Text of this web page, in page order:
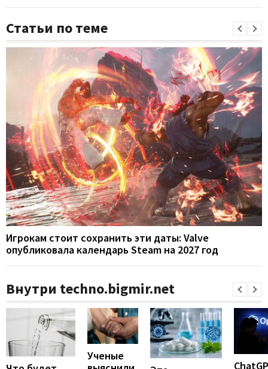
Статьи по теме
Игрокам стоит сохранить эти даты: Valve
опубликовала календарь Steam на 2027 год
Внутри techno.bigmir.net
Ученые